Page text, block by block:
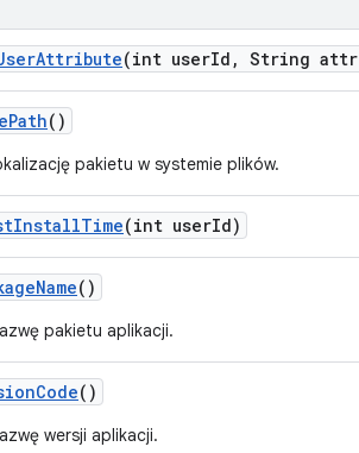
Attribute(int userId , String attr
Path()
pakietu w systemie plików.
InstallTime(int userId)
Name()
pakietu aplikacji.
Code()
wersji aplikacji.